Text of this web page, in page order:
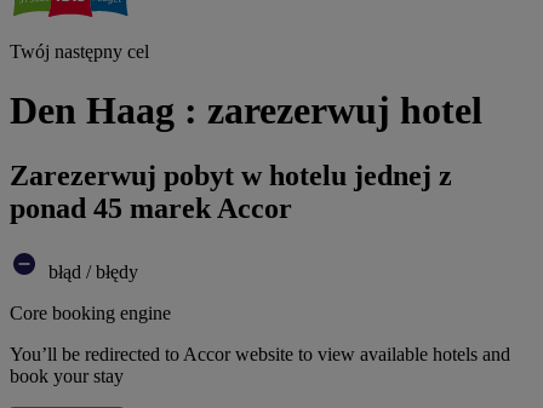
Twój następny cel
Den Haag : zarezerwuj hotel
Zarezerwuj pobyt w hotelu jednej z
ponad 45 marek Accor
błąd / błędy
Core booking engine
You’ll be redirected to Accor website to view available hotels and
book your stay